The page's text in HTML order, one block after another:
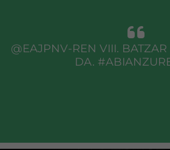
@EAJPNV-REN VIII.
DA.